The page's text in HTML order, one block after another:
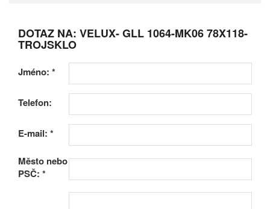
DOTAZ NA: VELUX- GLL 1064-MK06 78X118-
TROJSKLO
Jméno: *
Telefon:
E-mail: *
Město nebo
PSČ: *